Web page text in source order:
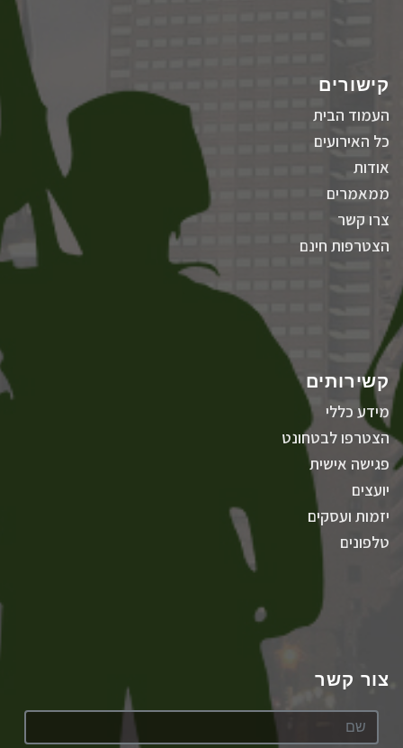
קישורים
העמוד הבית
כל האירועים
אודות
ממאמרים
צרו קשר
הצטרפות חינם
קשירותים
מידע כללי
הצטרפו לבטחונט
פגישה אישית
יועצים
יזמות ועסקים
טלפונים
צור קשר